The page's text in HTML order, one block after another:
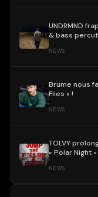
UNDRMND
& bass
NEWS
Brume nous
Flies » !
NEWS
TOLVY
« Polar Night »
NEWS